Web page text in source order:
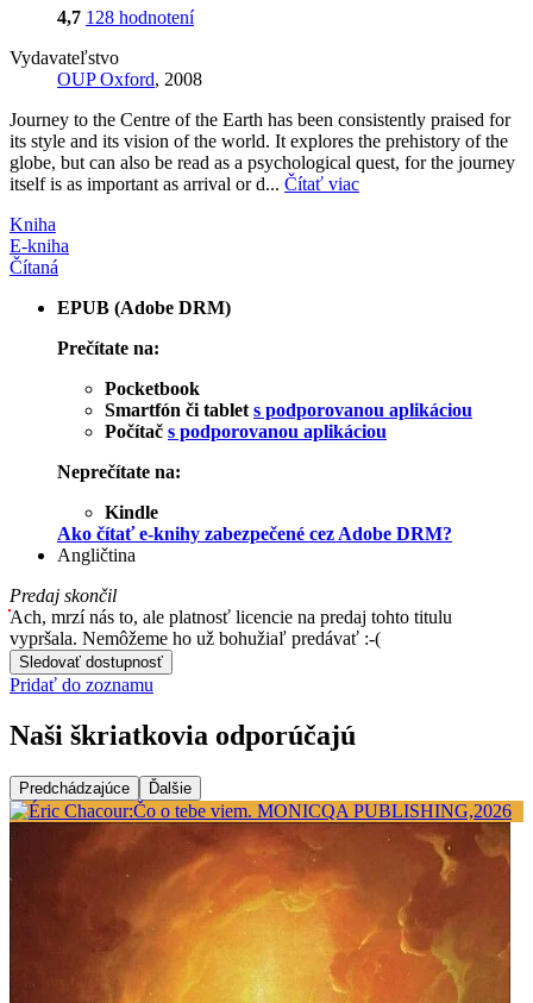
4,7 128 hodnotení
Vydavateľstvo
OUP Oxford, 2008
Journey to the Centre of the Earth has been consistently praised for
its style and its vision of the world. It explores the prehistory of the
globe, but can also be read as a psychological quest, for the journey
itself is as important as arrival or d... Čítať viac
Kniha
E-kniha
Čítaná
EPUB (Adobe DRM)
Prečítate na:
Pocketbook
Smartfón či tablet s podporovanou aplikáciou
Počítač s podporovanou aplikáciou
Neprečítate na:
Kindle
Ako čítať e-knihy zabezpečené cez Adobe DRM?
Angličtina
Predaj skončil
Ach, mrzí nás to, ale platnosť licencie na predaj tohto titulu
vypršala. Nemôžeme ho už bohužiaľ predávať :-(
Sledovať dostupnosť
Pridať do zoznamu
Naši škriatkovia odporúčajú
Predchádzajúce Ďalšie